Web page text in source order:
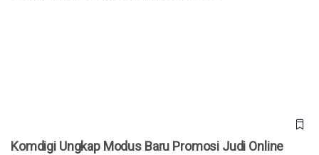
Komdigi Ungkap Modus Baru Promosi Judi Online